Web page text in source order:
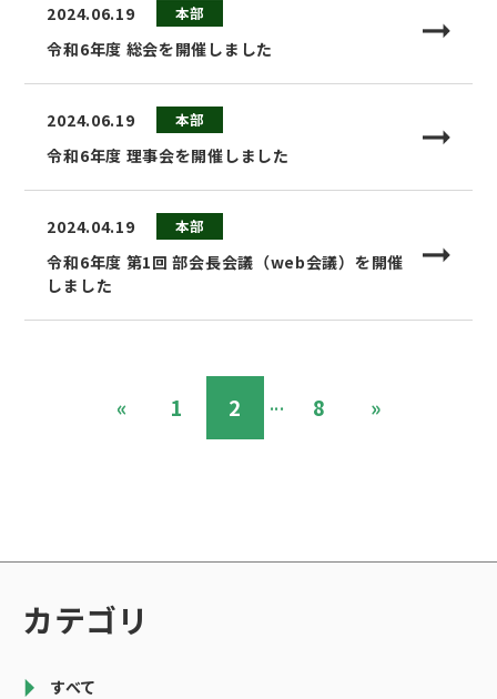
2024.06.19 本部
令和6年度 総会を開催しました
2024.06.19 本部
令和6年度 理事会を開催しました
2024.04.19 本部
令和6年度 第1回 部会長会議（web会議）を開催
しました
« 1 2 ... 8 »
カテゴリ
すべて